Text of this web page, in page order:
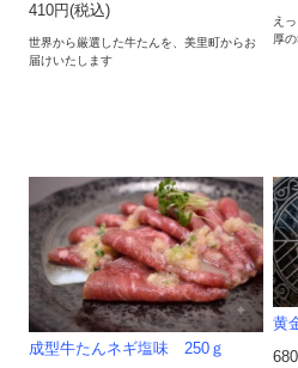
410円(税込)
世界から厳選した牛たんを、美里町からお
届けいたします
え
厚の
成型牛たんネギ塩味 250ｇ
黄